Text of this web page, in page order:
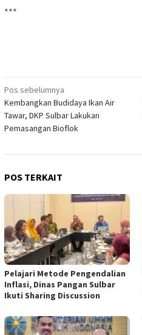
***
Navigasi
pos
Pos sebelumnya
Kembangkan Budidaya Ikan Air
Tawar, DKP Sulbar Lakukan
Pemasangan Bioflok
POS TERKAIT
Pelajari Metode Pengendalian
Inflasi, Dinas Pangan Sulbar
Ikuti Sharing Discussion